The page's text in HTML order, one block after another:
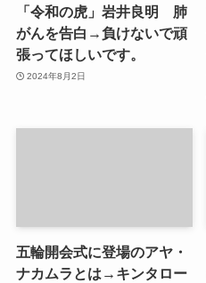
「令和の虎」岩井良明 肺
がんを告白→負けないで頑
張ってほしいです。
2024年8月2日
五輪開会式に登場のアヤ・
ナカムラとは→キンタロー